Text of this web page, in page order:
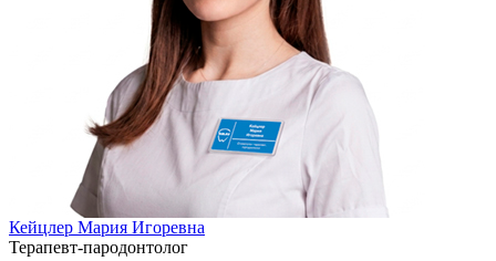
Кейцлер Мария Игоревна
Терапевт-пародонтолог